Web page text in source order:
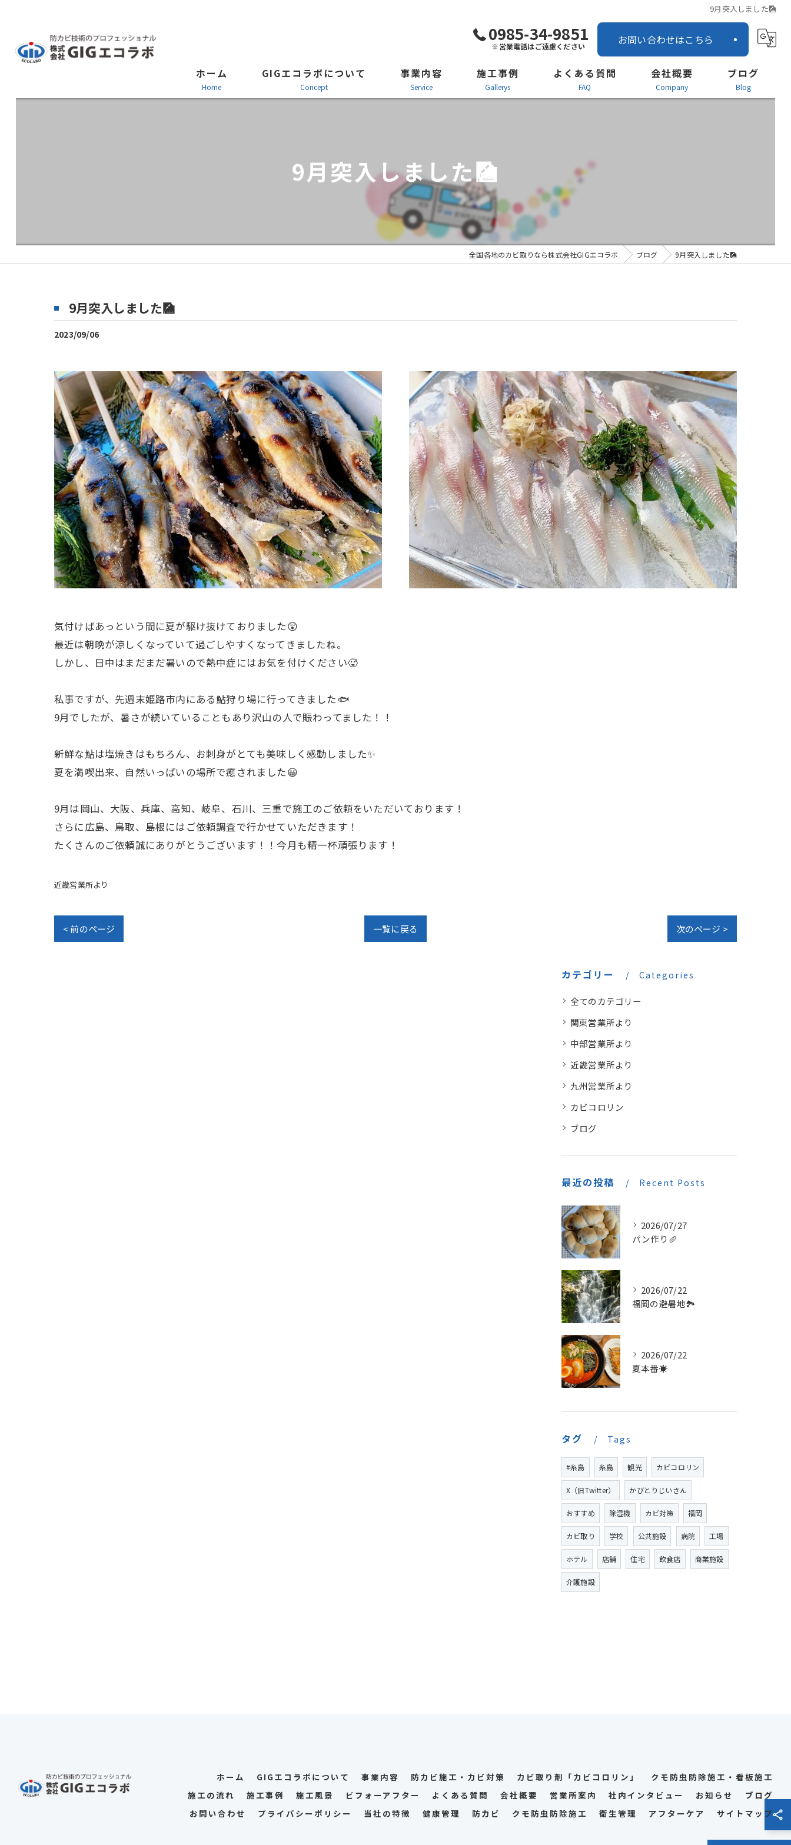
9月突入しました🎑
0985-34-9851
※営業電話はご遠慮ください お問い合わせはこちら
ホーム
home
GIGエコラボについて
concept
事業内容
service
クモ防虫防除施工・看板施工
施工の流れ
施工事例
gallerys
よくある質問
FAQ
会社概要
company
ブログ
blog
9月突入しました🎑
全国各地のカビ取りなら株式会社GIGエコラボ ブログ 9月突入しました🎑
9月突入しました🎑
2023/09/06
気付けばあっという間に夏が駆け抜けておりました😲
最近は朝晩が涼しくなっていて過ごしやすくなってきましたね。
しかし、日中はまだまだ暑いので熱中症にはお気を付けください🥵
私事ですが、先週末姫路市内にある鮎狩り場に行ってきました🐟
9月でしたが、暑さが続いていることもあり沢山の人で賑わってました！！
新鮮な鮎は塩焼きはもちろん、お刺身がとても美味しく感動しました✨
夏を満喫出来、自然いっぱいの場所で癒されました😀
9月は岡山、大阪、兵庫、高知、岐阜、石川、三重で施工のご依頼をいただいております！
さらに広島、鳥取、島根にはご依頼調査で行かせていただきます！
たくさんのご依頼誠にありがとうございます！！今月も精一杯頑張ります！
近畿営業所より
< 前のページ 一覧に戻る 次のページ >
カテゴリー Categories
全てのカテゴリー
関東営業所より
中部営業所より
近畿営業所より
九州営業所より
カビコロリン
ブログ
最近の投稿 Recent Posts
2026/07/27
パン作り🥖
2026/07/22
福岡の避暑地🏞️
2026/07/22
夏本番☀️
タグ Tags
#糸島 糸島 観光 カビコロリン
X（旧Twitter） かびとりじいさん
おすすめ 除湿機 カビ対策 福岡
カビ取り 学校 公共施設 病院 工場
ホテル 店舗 住宅 飲食店 商業施設
介護施設
ホーム GIGエコラボについて 事業内容 防カビ施工・カビ対策 カビ取り剤「カビコロリン」
クモ防虫防除施工・看板施工
施工の流れ
施工事例 施工風景 ビフォーアフター よくある質問 会社概要 営業所案内 社内インタビュー お知らせ
ブログ
お問い合わせ
プライバシーポリシー 当社の特徴 健康管理 防カビ クモ防虫防除施工 衛生管理 アフターケア サイトマップ